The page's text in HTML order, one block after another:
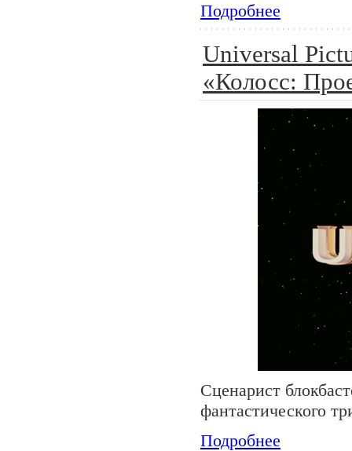
Подробнее
Universal
«Колосс:
Сценарист
фантастического
Подробнее